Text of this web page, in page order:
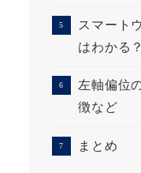
スマート
はわかる？
左軸偏位
徴など
まとめ